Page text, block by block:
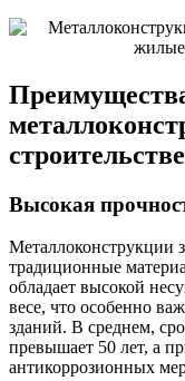
строительстве
Высокая
Металлоконструкции
традиционные
обладает высокой
весе, что особенно
зданий. В среднем,
превышает 50 лет, а
антикоррозионных